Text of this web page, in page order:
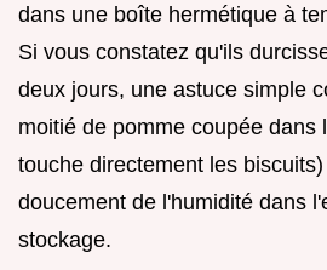
dans une boîte hermétique à
Si vous constatez qu'ils
deux jours, une astuce simple
moitié de pomme coupée dans
touche directement les
doucement de l'humidité dans
stockage.